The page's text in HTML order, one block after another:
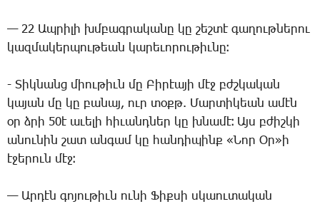
— 22 Ապ­րի­լի խմբագ­րա­կա­նը կը շեշ­տէ գա­ղութ­նե­րու
կազ­մա­կեր­պու­թեան կա­րե­ւո­րու­թիւ­նը։
­- Տիկ­նանց միու­թիւն մը ­Բի­րէա­յի մէջ բժշկա­կան
կա­յան մը կը բա­նայ, ուր տօքթ. ­Մար­տի­կեան ա­մէն
օր ձրի 50է ա­ւե­լի հի­ւանդ­ներ կը խնա­մէ։ Այս բժիշ­կի
ա­նու­նին շատ ան­գամ կը հան­դի­պինք «­Նոր Օր»ի
է­ջե­րուն մէջ։
— Ար­դէն գո­յու­թիւն ու­նի ­Ֆիք­սի սկաու­տա­կան